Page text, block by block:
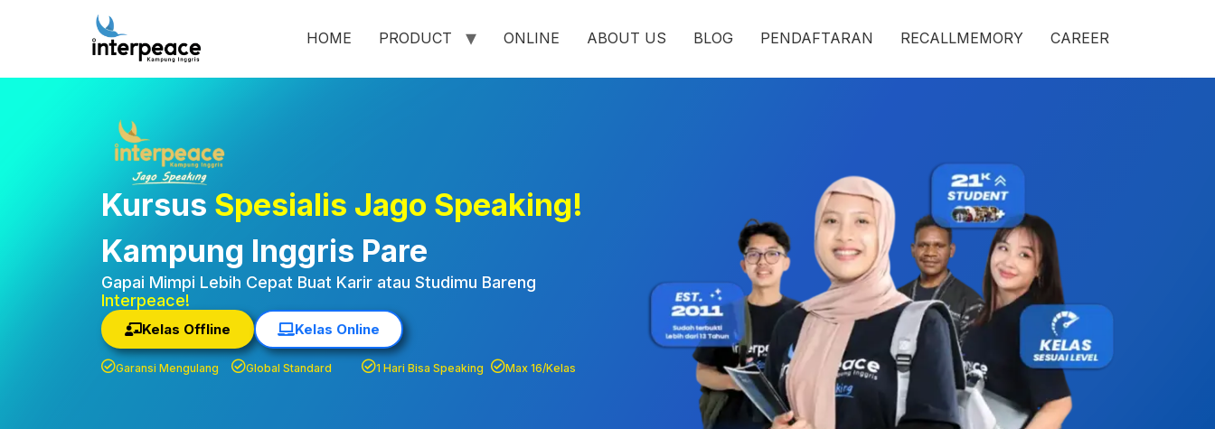
HOME PRODUCT ONLINE ABOUT US BLOG PENDAFTARAN RECALLMEMORY CAREER
Terjangkau, Asrama, Paket Belajar Bahasa, Liburan, Mau Jago
Speaking Daftar Sekarang!
Metode pembelajaran yang efektif
Pengajar yang berpengalaman dan profesional
Kursus Spesialis Jago Speaking!
Kampung Inggris Pare
Gapai Mimpi Lebih Cepat Buat Karir atau Studimu Bareng
Interpeace!
Kelas Offline Kelas Online
Garansi Mengulang Global Standard 1 Hari Bisa Speaking Max 16/Kelas